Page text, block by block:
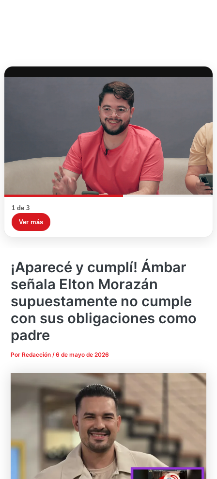
1 de 3
Ver más
¡Aparecé y cumplí! Ámbar
señala Elton Morazán
supuestamente no cumple
con sus obligaciones como
padre
Por Redacción/6 de mayo de 2026